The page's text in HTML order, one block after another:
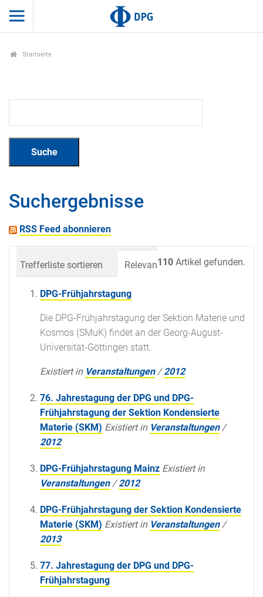
Startseite
Suchergebnisse
RSS Feed abonnieren
110 Artikel gefunden.
Trefferliste sortieren Relevanz Datum
DPG-Frühjahrstagung
Die DPG-Frühjahrstagung der Sektion Materie und
Kosmos (SMuK) findet an der Georg-August-
Universität-Göttingen statt.
Existiert in Veranstaltungen /2012
76. Jahrestagung der DPG und DPG-
Frühjahrstagung der Sektion Kondensierte
Materie (SKM) Existiert in Veranstaltungen /
2012
DPG-Frühjahrstagung Mainz Existiert in
Veranstaltungen /2012
DPG-Frühjahrstagung der Sektion Kondensierte
Materie (SKM) Existiert in Veranstaltungen /
2013
77. Jahrestagung der DPG und DPG-
Frühjahrstagung